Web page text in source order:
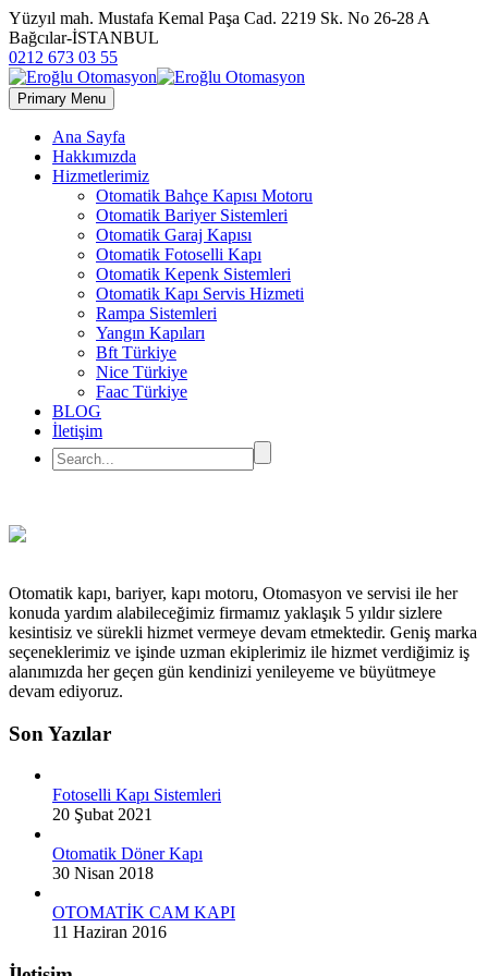
Yüzyıl mah. Mustafa Kemal Paşa Cad. 2219 Sk. No 26-28 A
Bağcılar-İSTANBUL
0212 673 03 55
Primary Menu
Ana Sayfa
Hakkımızda
Hizmetlerimiz
Otomatik Bahçe Kapısı Motoru
Otomatik Bariyer Sistemleri
Otomatik Garaj Kapısı
Otomatik Fotoselli Kapı
Otomatik Kepenk Sistemleri
Otomatik Kapı Servis Hizmeti
Rampa Sistemleri
Yangın Kapıları
Bft Türkiye
Nice Türkiye
Faac Türkiye
BLOG
İletişim
Otomatik kapı, bariyer, kapı motoru, Otomasyon ve servisi ile her
konuda yardım alabileceğimiz firmamız yaklaşık 5 yıldır sizlere
kesintisiz ve sürekli hizmet vermeye devam etmektedir. Geniş marka
seçeneklerimiz ve işinde uzman ekiplerimiz ile hizmet verdiğimiz iş
alanımızda her geçen gün kendinizi yenileyeme ve büyütmeye
devam ediyoruz.
Son Yazılar
Fotoselli Kapı Sistemleri
20 Şubat 2021
Otomatik Döner Kapı
30 Nisan 2018
OTOMATİK CAM KAPI
11 Haziran 2016